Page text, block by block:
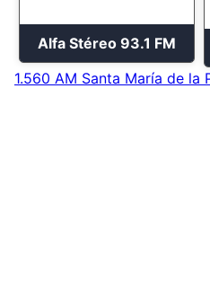
Alfa Stéreo 93.1 FM
1.560 AM Santa María de la